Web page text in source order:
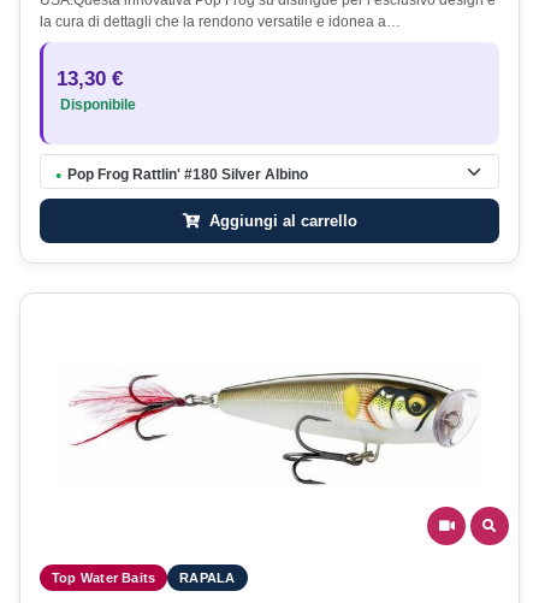
la cura di dettagli che la rendono versatile e idonea a…
13,30 €
Disponibile
● Pop Frog Rattlin' #180 Silver Albino
Aggiungi al carrello
Top Water Baits RAPALA